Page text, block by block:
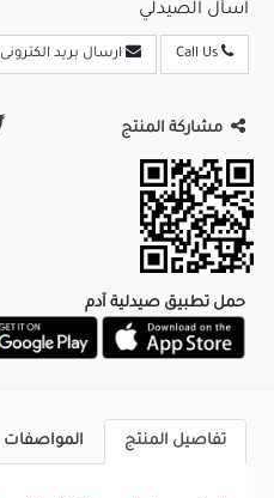
اسأل الصيدلي
ارسال بريد الكترونى
مشاركة المنتج
حمل تطبيق صيدلية آدم
تفاصيل المنتج المواصفات